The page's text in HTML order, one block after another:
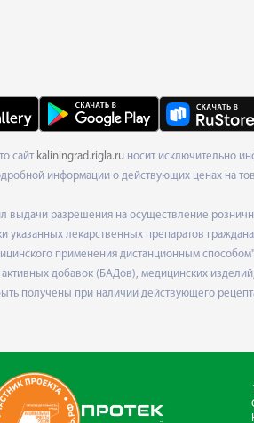
сайт kaliningrad.rigla.ru носит исключительно
информации о действующих ценах на
разрешения на осуществление
лекарственных препаратов
применения дистанционным
добавок (БАДов), медицинских
получены при наличии действующего